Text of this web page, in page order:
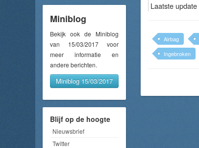
Miniblog
Bekijk ook de Miniblog
van 15/03/2017 voor
meer informatie en
andere berichten.
Miniblog 15/03/2017
Blijf op de hoogte
Nieuwsbrief
Twitter
Laatste update
Airbag
Ingebroken